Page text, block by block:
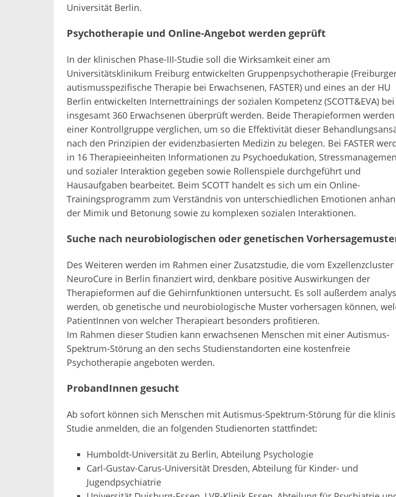
Universität Berlin.
Psychotherapie und Online-Angebot werden geprüft
In der klinischen Phase-III-Studie soll die Wirksamkeit einer am
Universitätsklinikum Freiburg entwickelten Gruppenpsychotherapie
autismusspezifische Therapie bei Erwachsenen, FASTER) und eines an der HU
Berlin entwickelten Internettrainings der sozialen Kompetenz (SCOTT&EVA) bei
insgesamt 360 Erwachsenen überprüft werden. Beide Therapieformen
einer Kontrollgruppe verglichen, um so die Effektivität dieser
nach den Prinzipien der evidenzbasierten Medizin zu belegen. Bei FASTER
in 16 Therapieeinheiten Informationen zu Psychoedukation,
und sozialer Interaktion gegeben sowie Rollenspiele durchgeführt und
Hausaufgaben bearbeitet. Beim SCOTT handelt es sich um ein Online-
Trainingsprogramm zum Verständnis von unterschiedlichen Emotionen
der Mimik und Betonung sowie zu komplexen sozialen Interaktionen.
Suche nach neurobiologischen oder genetischen
Des Weiteren werden im Rahmen einer Zusatzstudie, die vom Exzellenzcluster
NeuroCure in Berlin finanziert wird, denkbare positive Auswirkungen der
Therapieformen auf die Gehirnfunktionen untersucht. Es soll außerdem
werden, ob genetische und neurobiologische Muster vorhersagen können,
PatientInnen von welcher Therapieart besonders profitieren.
Im Rahmen dieser Studien kann erwachsenen Menschen mit einer Autismus-
Spektrum-Störung an den sechs Studienstandorten eine kostenfreie
Psychotherapie angeboten werden.
ProbandInnen gesucht
Ab sofort können sich Menschen mit Autismus-Spektrum-Störung für die
Studie anmelden, die an folgenden Studienorten stattfindet:
Humboldt-Universität zu Berlin, Abteilung Psychologie
Carl-Gustav-Carus-Universität Dresden, Abteilung für Kinder- und
Jugendpsychiatrie